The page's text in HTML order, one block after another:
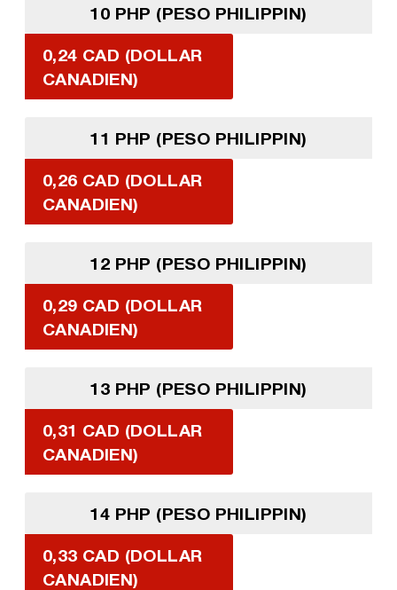
10 PHP (PESO PHILIPPIN)
0,24 CAD (DOLLAR
CANADIEN)
11 PHP (PESO PHILIPPIN)
0,26 CAD (DOLLAR
CANADIEN)
12 PHP (PESO PHILIPPIN)
0,29 CAD (DOLLAR
CANADIEN)
13 PHP (PESO PHILIPPIN)
0,31 CAD (DOLLAR
CANADIEN)
14 PHP (PESO PHILIPPIN)
0,33 CAD (DOLLAR
CANADIEN)